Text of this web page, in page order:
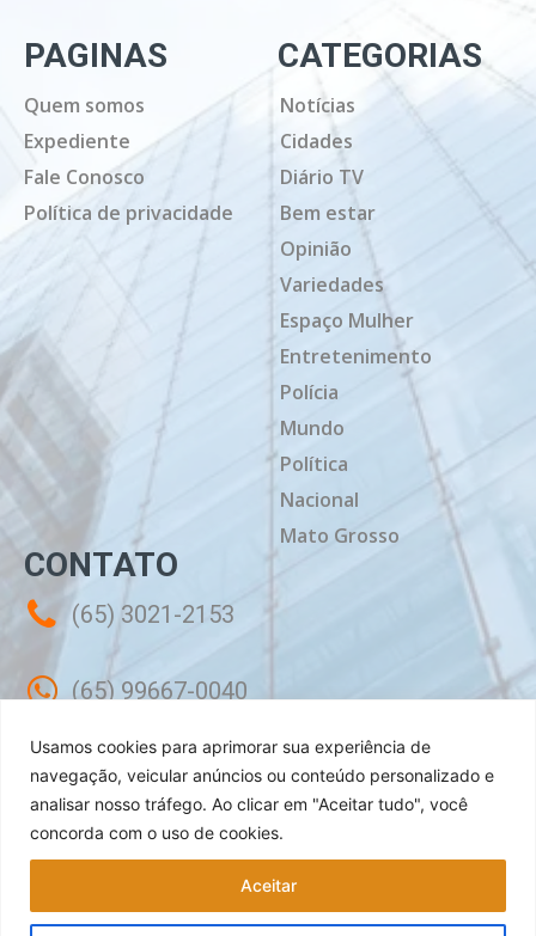
Usamos cookies para aprimorar sua experiência de
navegação, veicular anúncios ou conteúdo personalizado e
analisar nosso tráfego. Ao clicar em "Aceitar tudo", você
concorda com o uso de cookies.
Aceitar
PAGINAS
Quem somos
Expediente
Fale Conosco
Política de privacidade
CATEGORIAS
Notícias
Cidades
Diário TV
Bem estar
Opinião
Variedades
Espaço Mulher
Entretenimento
Polícia
Mundo
Política
Nacional
Mato Grosso
CONTATO
(65) 3021-2153
(65) 99667-0040
contato@mtdiario.com.br
Rua Célebes, 50 - Sala 02 - Jardim
Shangri-lá Cuiabá - MT, CEP: 78070-240